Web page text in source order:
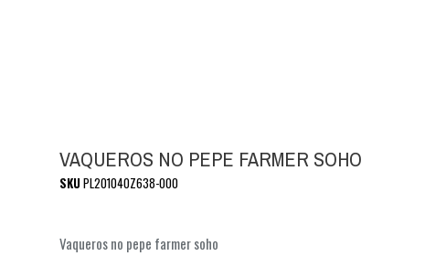
VAQUEROS NO PEPE FARMER SOHO
SKUPL201040Z638-000
Vaqueros no pepe farmer soho